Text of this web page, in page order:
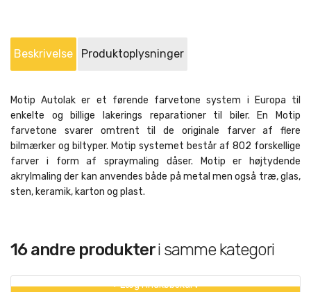
Beskrivelse Produktoplysninger
Motip Autolak er et førende farvetone system i Europa til
enkelte og billige lakerings reparationer til biler. En Motip
farvetone svarer omtrent til de originale farver af flere
bilmærker og biltyper. Motip systemet består af 802 forskellige
farver i form af spraymaling dåser. Motip er højtydende
akrylmaling der kan anvendes både på metal men også træ, glas,
sten, keramik, karton og plast.
16 andre produkteri samme kategori
+ Læg I Indkøbskurv